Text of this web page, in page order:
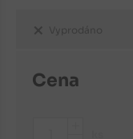
Vyprodáno
Cena